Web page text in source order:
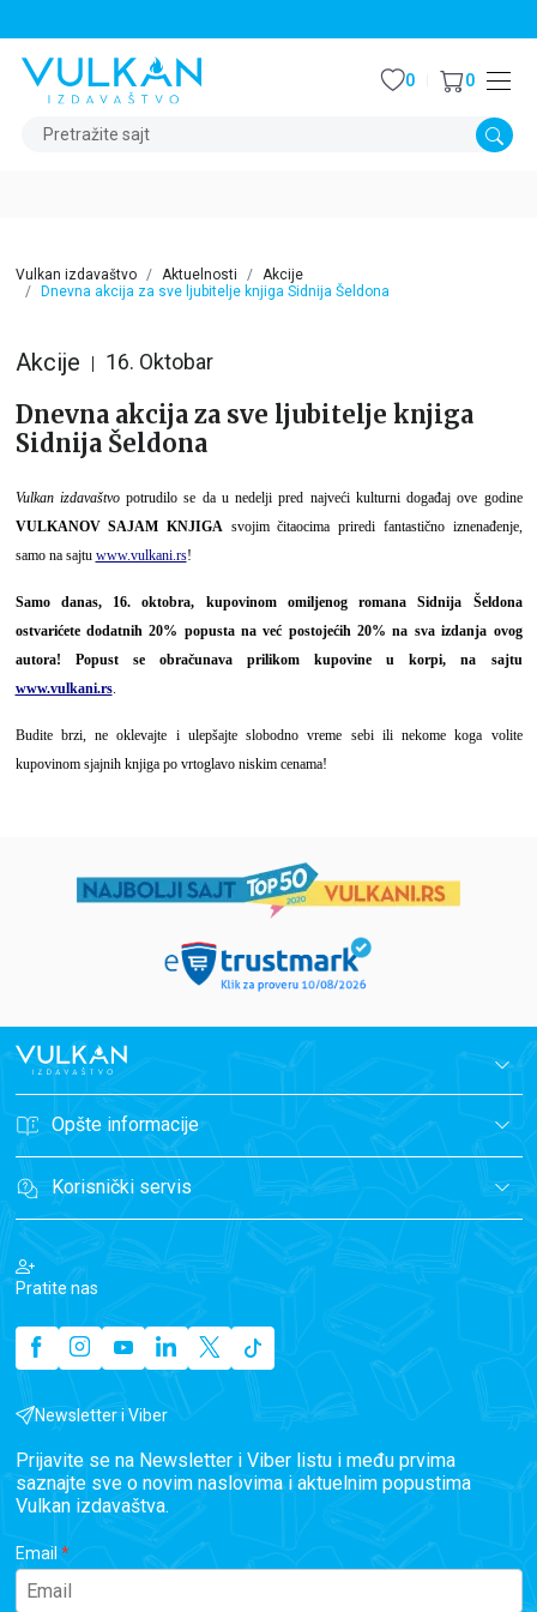
Pretražite sajt
0 0
Vulkan izdavaštvo Aktuelnosti
Akcije
Dnevna akcija za sve ljubitelje knjiga Sidnija Šeldona
Akcije 16. Oktobar
Dnevna akcija za sve ljubitelje knjiga
Sidnija Šeldona
Vulkan izdavaštvopotrudilo se da u nedelji pred najveći kulturni događaj ove godine
VULKANOV SAJAM KNJIGA svojim čitaocima priredi fantastično iznenađenje,
samo na sajtu www.vulkani.rs!
Samo danas, 16. oktobra, kupovinom omiljenog romana Sidnija Šeldona
ostvarićete dodatnih 20% popusta na već postojećih 20% na sva izdanja ovog
autora! Popust se obračunava prilikom kupovine u korpi, na sajtu
www.vulkani.rs.
Budite brzi, ne oklevajte i ulepšajte slobodno vreme sebi ili nekome koga volite
kupovinom sjajnih knjiga po vrtoglavo niskim cenama!
Opšte informacije
Korisnički servis
Pratite nas
Newsletter i Viber
Prijavite se na Newsletter i Viber listu i među prvima
saznajte sve o novim naslovima i aktuelnim popustima
Vulkan izdavaštva.
Email